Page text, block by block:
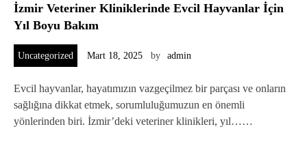
İzmir Veteriner Kliniklerinde Evcil Hayvanlar İçin
Yıl Boyu Bakım
Uncategorized Mart 18, 2025 by admin
Evcil hayvanlar, hayatımızın vazgeçilmez bir parçası ve onların
sağlığına dikkat etmek, sorumluluğumuzun en önemli
yönlerinden biri. İzmir’deki veteriner klinikleri, yıl……